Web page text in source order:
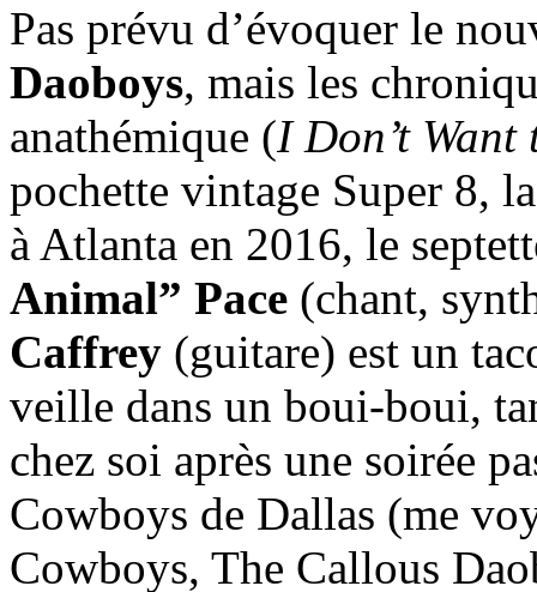
Pas prévu d’évoquer le
Daoboys, mais les
anathémique (I Don’t Want
pochette vintage Super 8,
à Atlanta en 2016, le
Animal” Pace (chant,
Caffrey (guitare) est un
veille dans un boui-boui,
chez soi après une soirée
Cowboys de Dallas (me
Cowboys, The Callous